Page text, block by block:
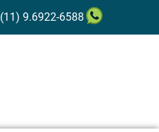
(11) 9.6922-6588